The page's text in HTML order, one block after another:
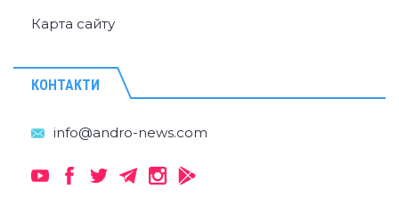
Карта сайту
КОНТАКТИ